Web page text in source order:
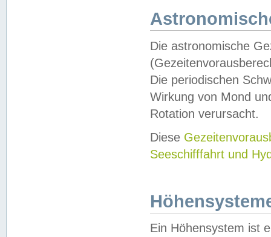
Die astronomische
Die periodischen
Wirkung von Mond
Rotation verursacht.
Diese
Seeschifffahrt und
Ein Höhensystem ist